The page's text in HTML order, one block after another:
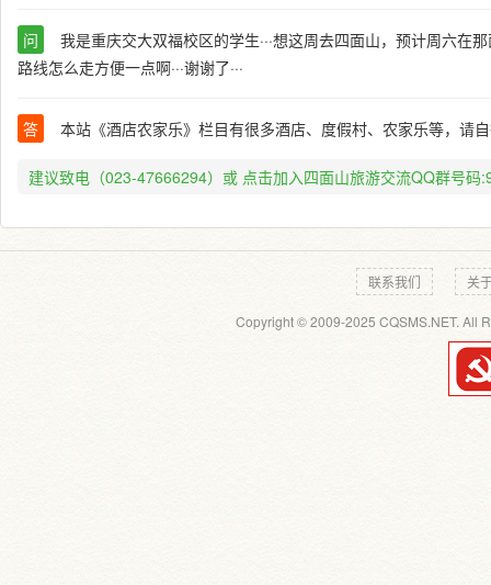
问
我是重庆交大双福校区的学生···想这周去四面山，预计周六
路线怎么走方便一点啊···谢谢了···
答 本站《酒店农家乐》栏目有很多酒店、度假村、农家乐等，请
建议致电（023-47666294）或 点击加入四面山旅游交流QQ群号码
联系我们 关
Copyright © 2009-2025 CQSMS.NET. All